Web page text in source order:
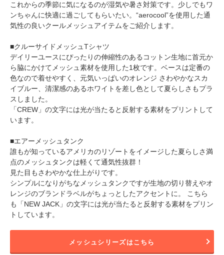
これからの季節に気になるのが湿気や暑さ対策です。少しでもワ
ンちゃんに快適に過ごしてもらいたい。“aerocool”を使用した通
気性の良いクールメッシュアイテムをご紹介します。
■クルーサイドメッシュTシャツ
デイリーユースにぴったりの伸縮性のあるコットン生地に首元か
ら脇にかけてメッシュ素材を使用した1枚です。ベースは定番の
色なので着せやすく、元気いっぱいのオレンジ さわやかなスカ
イブルー、清潔感のあるホワイトを差し色として夏らしさもプラ
スしました。
「CREW」の文字には光が当たると反射する素材をプリントして
います。
■エアーメッシュタンク
誰もが知っているアメリカのリゾートをイメージした夏らしさ満
点のメッシュタンクは軽くて通気性抜群！
見た目もさわやかな仕上がりです。
シンプルになりがちなメッシュタンクですが生地の切り替えやオ
レンジのブランドラベルがちょっとしたアクセントに。 こちら
も「NEW JACK」の文字には光が当たると反射する素材をプリン
トしています。
メッシュシリーズはこちら